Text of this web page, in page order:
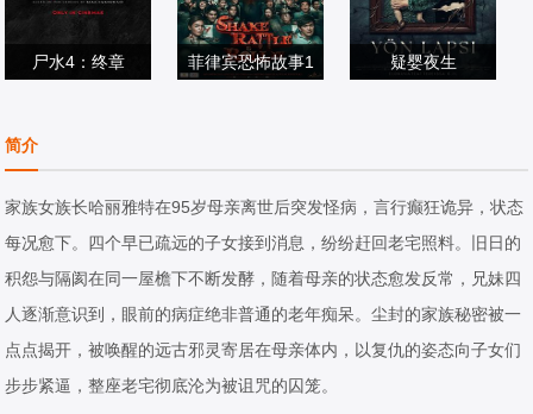
iddleton,Christop
her·Morley,Lara·
尸水4：终章
娜,Gilang·Deviald
y,普里特·蒂莫西,Z
ee·Asadel,Dito·D
armawan,Lewis·
Robert,Muhamm
ad·Fauzan,Ayde
n·Jeffrey,Darian·
Rizki,Fillio·Dhen
恐怖片
2026/印度尼西亚
菲律宾恐怖故事1
2014/Philippines
疑婴夜生
拉,皮尔科·赛西欧,
丽贝卡·莱西,约翰·
汤姆森,Silvia,Salo
ranta,Satu,Tuuli,
Karhu,阿米拉·哈
利法,Johanna,Ku
2026/芬兰 / 立陶
宛 / 法国
简介
家族女族长哈丽雅特在95岁母亲离世后突发怪病，言行癫狂诡异，状态
每况愈下。四个早已疏远的子女接到消息，纷纷赶回老宅照料。旧日的
积怨与隔阂在同一屋檐下不断发酵，随着母亲的状态愈发反常，兄妹四
人逐渐意识到，眼前的病症绝非普通的老年痴呆。尘封的家族秘密被一
点点揭开，被唤醒的远古邪灵寄居在母亲体内，以复仇的姿态向子女们
步步紧逼，整座老宅彻底沦为被诅咒的囚笼。